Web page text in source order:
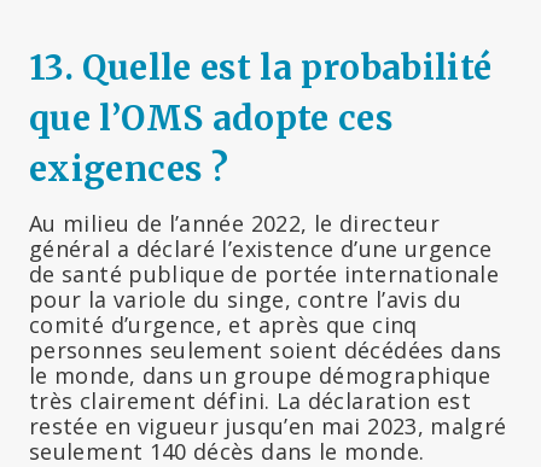
13. Quelle est la probabilité
que l’OMS adopte ces
exigences ?
Au milieu de l’année 2022, le directeur
général a déclaré l’existence d’une urgence
de santé publique de portée internationale
pour la variole du singe, contre l’avis du
comité d’urgence, et après que cinq
personnes seulement soient décédées dans
le monde, dans un groupe démographique
très clairement défini. La déclaration est
restée en vigueur jusqu’en mai 2023, malgré
seulement 140 décès dans le monde.